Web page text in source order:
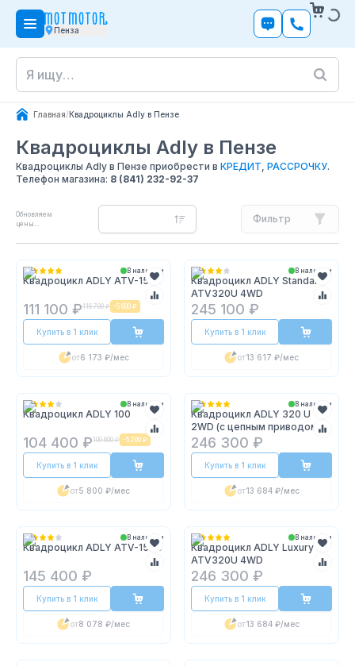
Пенза
Главная/Квадроциклы Adly в Пензе
Квадроциклы Adly в Пензе
Квадроциклы Adly в Пензе приобрести в КРЕДИТ, РАССРОЧКУ.
Телефон магазина: 8 (841) 232-92-37
Обновляем
цены...
Фильтр
В наличии
Квадроцикл ADLY ATV-150S
111 100 ₽116 700 ₽ -5 600 ₽
Купить в 1 клик
от6 173 ₽/мес
В наличии
Квадроцикл ADLY Standart
ATV320U 4WD
245 100 ₽
Купить в 1 клик
от13 617 ₽/мес
В наличии
Квадроцикл ADLY 100
104 400 ₽109 600 ₽ -5 200 ₽
Купить в 1 клик
от5 800 ₽/мес
В наличии
Квадроцикл ADLY 320 U
2WD (с цепным приводом)
246 300 ₽
Купить в 1 клик
от13 684 ₽/мес
В наличии
Квадроцикл ADLY ATV-150U
145 400 ₽
Купить в 1 клик
от8 078 ₽/мес
В наличии
Квадроцикл ADLY Luxury
ATV320U 4WD
246 300 ₽
Купить в 1 клик
от13 684 ₽/мес